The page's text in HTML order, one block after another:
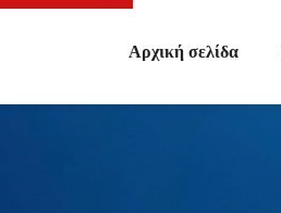
Αρχική σελίδα